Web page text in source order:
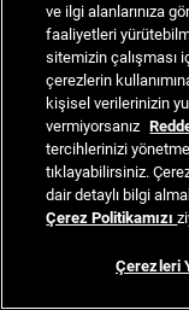
ve ilgi alanlarınıza
faaliyetleri
sitemizin çalışması
çerezlerin
kişisel verilerinizin
vermiyorsanız
tercihlerinizi
tıklayabilirsiniz.
dair detaylı bilgi
Çerez Politikamızı
Çerezleri